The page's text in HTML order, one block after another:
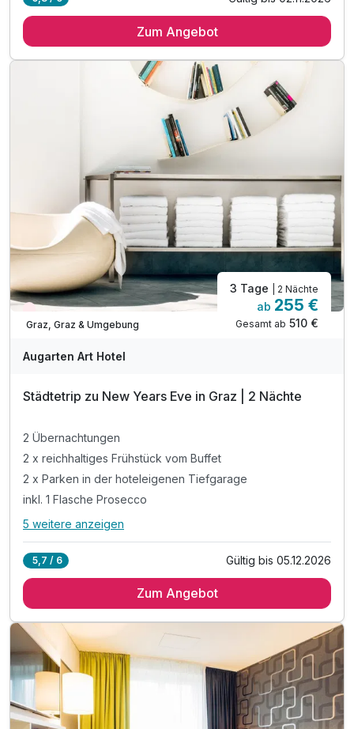
2 x 4-Gang-Abendessen inklusive Salatbuffet
1 x E-Bike ganzt. p. Erwachsenen (Terminabsprache)
inkl. Nutzung unseres Wellnessbereiches
inkl. Badetasche während des Aufenthaltes
mit beheiztem Indoor-Pool, Finnische Sauna,
Dampfsauna & Infrarotsauna
inkl. Parkplatz
inkl. W-LAN
Zum Angebot
Aktuell ausgebucht
Graz, Graz & Umgebung
3 Tage | 2 Nächte
ab 255 €
Gesamt ab 510 €
Augarten Art Hotel
Städtetrip zu New Years Eve in Graz | 2 Nächte
2 Übernachtungen
2 x reichhaltiges Frühstück vom Buffet
2 x Parken in der hoteleigenen Tiefgarage
inkl. 1 Flasche Prosecco
Alle Inklusivleistungen
2 x reichhaltiges Frühstück vom Buffet
inkl. 1 Flasche Prosecco
inkl. Late-Check-Out bis 12 Uhr
inkl. Nutzung des Wellnessbereichs
inkl. kuscheliger Bademantel für den Aufenthalt
inkl. Nutzung des Fitnessbereichs
5 weitere anzeigen
5,7 / 6 Gültig bis 05.12.2026
Zum Angebot